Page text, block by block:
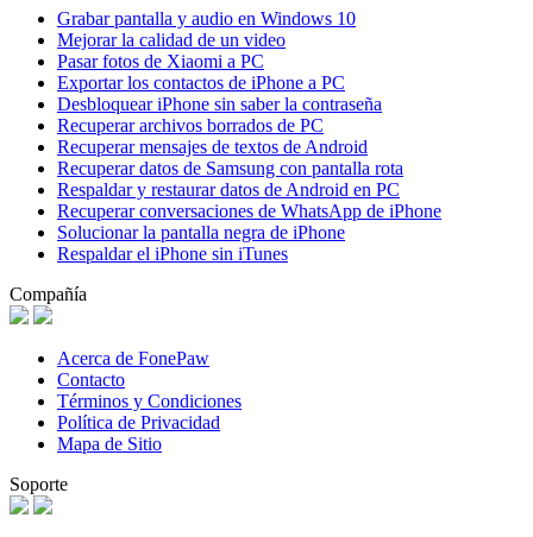
Grabar pantalla y audio en Windows 10
Mejorar la calidad de un video
Pasar fotos de Xiaomi a PC
Exportar los contactos de iPhone a PC
Desbloquear iPhone sin saber la contraseña
Recuperar archivos borrados de PC
Recuperar mensajes de textos de Android
Recuperar datos de Samsung con pantalla rota
Respaldar y restaurar datos de Android en PC
Recuperar conversaciones de WhatsApp de iPhone
Solucionar la pantalla negra de iPhone
Respaldar el iPhone sin iTunes
Compañía
Acerca de FonePaw
Contacto
Términos y Condiciones
Política de Privacidad
Mapa de Sitio
Soporte